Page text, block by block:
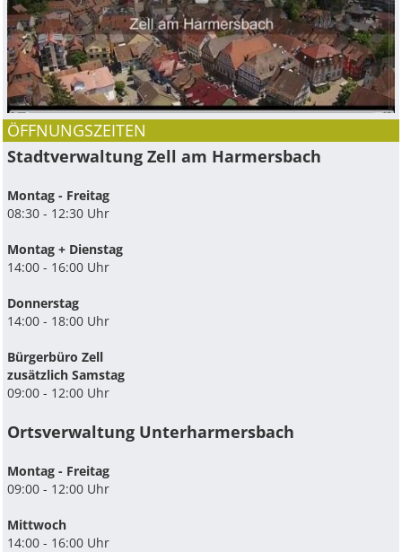
ÖFFNUNGSZEITEN
Stadtverwaltung Zell am Harmersbach
Montag - Freitag
08:30 - 12:30 Uhr
Montag + Dienstag
14:00 - 16:00 Uhr
Donnerstag
14:00 - 18:00 Uhr
Bürgerbüro Zell
zusätzlich Samstag
09:00 - 12:00 Uhr
Ortsverwaltung Unterharmersbach
Montag - Freitag
09:00 - 12:00 Uhr
Mittwoch
14:00 - 16:00 Uhr